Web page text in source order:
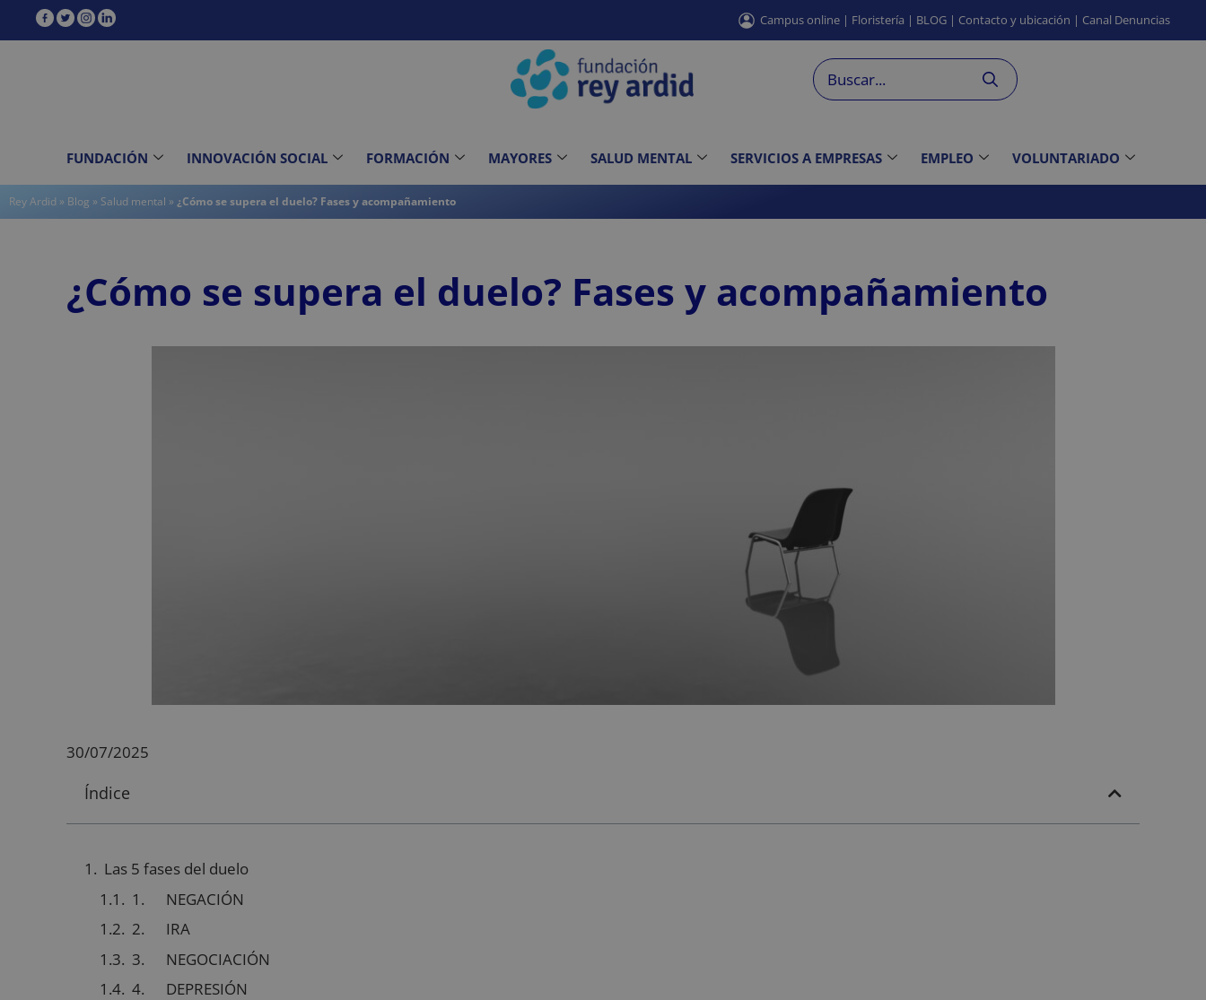
contenido Campusonline | Floristería | BLOG | Contacto y ubicación | Canal Denuncias
FUNDACIÓN INNOVACIÓN SOCIAL FORMACIÓN MAYORES SALUD MENTAL SERVICIOS A EMPRESAS EMPLEO VOLUNTARIADO
Rey Ardid » Blog » Salud mental » ¿Cómo se supera el duelo? Fases y acompañamiento
¿Cómo se supera el duelo? Fases y acompañamiento
30/07/2025
Índice
Las 5 fases del duelo
1. NEGACIÓN
2. IRA
3. NEGOCIACIÓN
4. DEPRESIÓN